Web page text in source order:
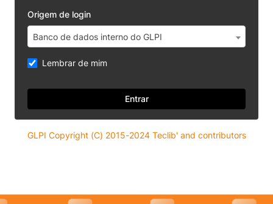
Origem de login
Banco de dados interno do GLPI
Lembrar de mim
Entrar
GLPI Copyright (C) 2015-2024 Teclib' and contributors